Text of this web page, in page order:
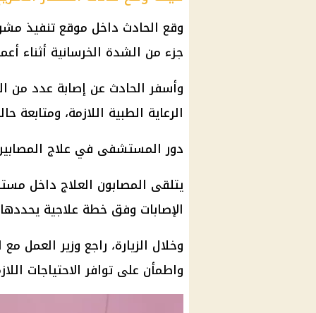
جزء من الشدة الخرسانية أثناء
وأسفر الحادث عن إصابة عدد من
الرعاية الطبية اللازمة،
دور المستشفى في علاج
يتلقى المصابون العلاج داخل
الإصابات وفق خطة علاجية
وخلال الزيارة، راجع وزير العمل
واطمأن على توافر الاحتياجات